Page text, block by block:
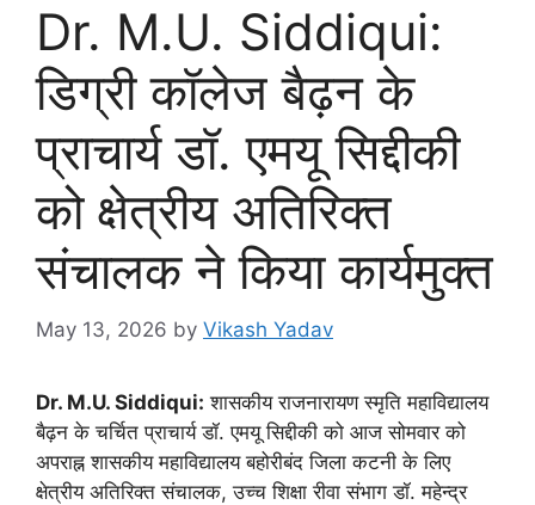
Dr. M.U. Siddiqui:
डिग्री कॉलेज बैढ़न के
प्राचार्य डॉ. एमयू सिद्दीकी
को क्षेत्रीय अतिरिक्त
संचालक ने किया कार्यमुक्त
May 13, 2026 by Vikash Yadav
Dr. M.U. Siddiqui: शासकीय राजनारायण स्मृति महाविद्यालय
बैढ़न के चर्चित प्राचार्य डॉ. एमयू सिद्दीकी को आज सोमवार को
अपराह्न शासकीय महाविद्यालय बहोरीबंद जिला कटनी के लिए
क्षेत्रीय अतिरिक्त संचालक, उच्च शिक्षा रीवा संभाग डॉ. महेन्द्र